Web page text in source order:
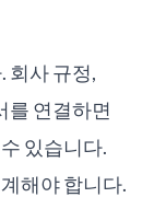
회사 규정,
를 연결하면
있습니다.
해야 합니다.